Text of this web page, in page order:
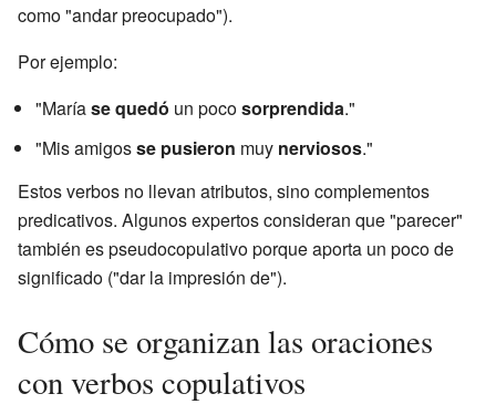
como "andar preocupado").
Por ejemplo:
"Maríase quedó un pocosorprendida."
"Mis amigosse pusieron muy nerviosos."
Estos verbos no llevan atributos, sino complementos
predicativos. Algunos expertos consideran que "parecer"
también es pseudocopulativo porque aporta un poco de
significado ("dar la impresión de").
Cómo se organizan las oraciones
con verbos copulativos